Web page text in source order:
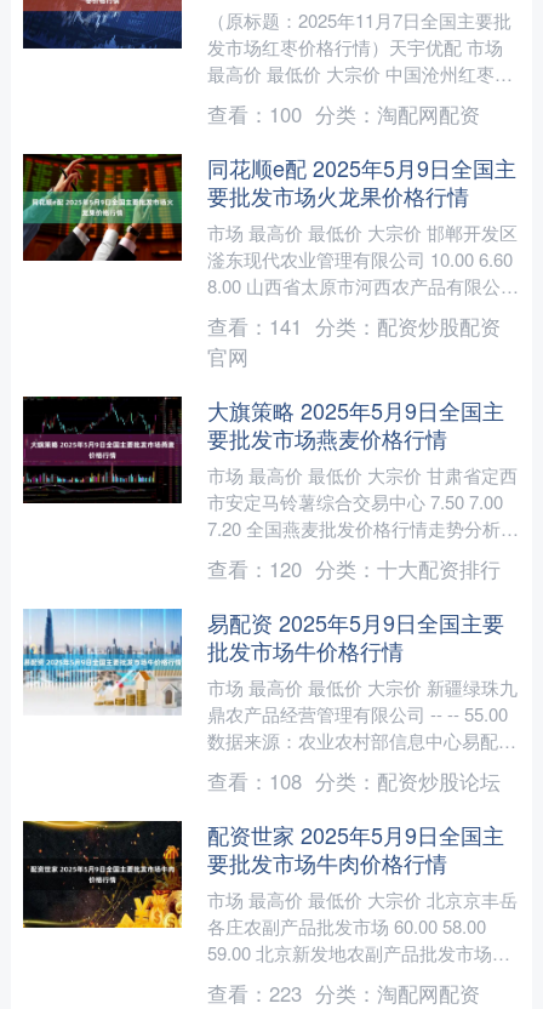
（原标题：2025年11月7日全国主要批
发市场红枣价格行情）天宇优配 市场
最高价 最低价 大宗价 中国沧州红枣批
发市场 -- -- 4.80 长治市金鑫瓜果批....
查看： 100 分类： 淘配网配资
同花顺e配 2025年5月9日全国主
要批发市场火龙果价格行情
市场 最高价 最低价 大宗价 邯郸开发区
滏东现代农业管理有限公司 10.00 6.60
8.00 山西省太原市河西农产品有限公司
10.00 7.00 8.50....
查看： 141 分类： 配资炒股配资
官网
大旗策略 2025年5月9日全国主
要批发市场燕麦价格行情
市场 最高价 最低价 大宗价 甘肃省定西
市安定马铃薯综合交易中心 7.50 7.00
7.20 全国燕麦批发价格行情走势分析大
旗策略 从今日全国燕麦批发市场价
格....
查看： 120 分类： 十大配资排行
易配资 2025年5月9日全国主要
批发市场牛价格行情
市场 最高价 最低价 大宗价 新疆绿珠九
鼎农产品经营管理有限公司 -- -- 55.00
数据来源：农业农村部信息中心易配
资....
查看： 108 分类： 配资炒股论坛
配资世家 2025年5月9日全国主
要批发市场牛肉价格行情
市场 最高价 最低价 大宗价 北京京丰岳
各庄农副产品批发市场 60.00 58.00
59.00 北京新发地农副产品批发市场信
息中心 58.00 57.00 5....
查看： 223 分类： 淘配网配资